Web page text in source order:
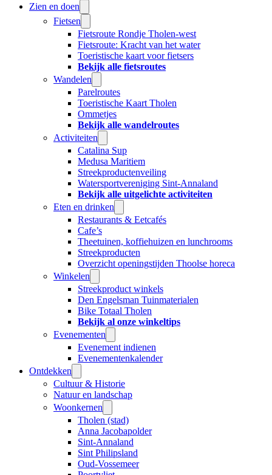
Zien en doen
Fietsen
Fietsroute Rondje Tholen-west
Fietsroute: Kracht van het water
Toeristische kaart voor fietsers
Bekijk alle fietsroutes
Wandelen
Parelroutes
Toeristische Kaart Tholen
Ommetjes
Bekijk alle wandelroutes
Activiteiten
Catalina Sup
Medusa Maritiem
Streekproductenveiling
Watersportvereniging Sint-Annaland
Bekijk alle uitgelichte activiteiten
Eten en drinken
Restaurants & Eetcafés
Cafe’s
Theetuinen, koffiehuizen en lunchrooms
Streekproducten
Overzicht openingstijden Thoolse horeca
Winkelen
Streekproduct winkels
Den Engelsman Tuinmaterialen
Bike Totaal Tholen
Bekijk al onze winkeltips
Evenementen
Evenement indienen
Evenementenkalender
Ontdekken
Cultuur & Historie
Natuur en landschap
Woonkernen
Tholen (stad)
Anna Jacobapolder
Sint-Annaland
Sint Philipsland
Oud-Vossemeer